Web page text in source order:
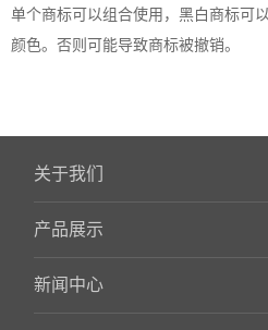
单个商标可以组合使用，黑白商标可
颜色。否则可能导致商标被撤销。
关于我们
产品展示
新闻中心